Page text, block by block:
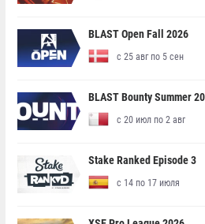
BLAST Open Fall 2026
с 25 авг по 5 сен
BLAST Bounty Summer
с 20 июл по 2 авг
Stake Ranked Episode 3
с 14 по 17 июля